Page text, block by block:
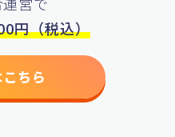
円（税込）
ちら